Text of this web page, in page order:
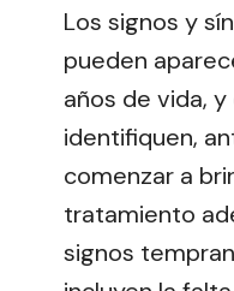
Los signos y
pueden
años de vida,
identifiquen,
comenzar a
tratamiento
signos